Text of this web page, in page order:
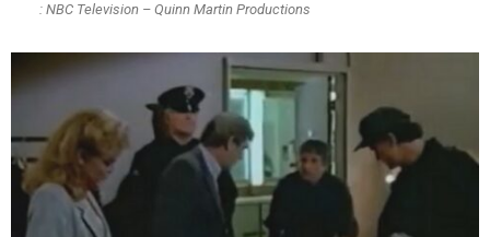
: NBC Television – Quinn Martin Productions